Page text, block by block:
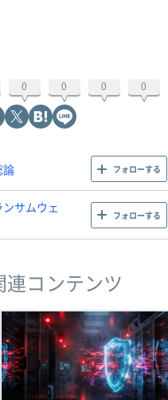
0 0 0 0
論 フォローする
サムウェ
フォローする
コンテンツ